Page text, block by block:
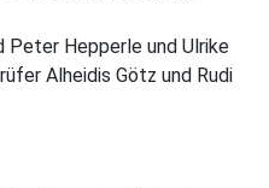
Hepperle und Ulrike
Alheidis Götz und Rudi